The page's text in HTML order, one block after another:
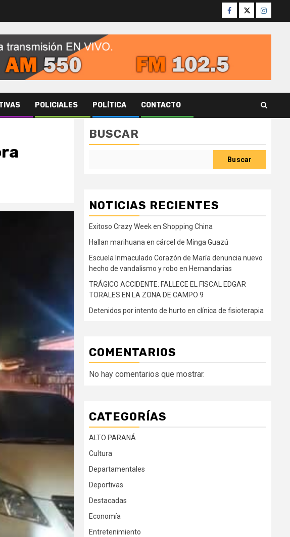
Facebook
Twitter
POLICIALES POLÍTICA CONTACTO
BUSCAR
Buscar
NOTICIAS RECIENTES
Exitoso Crazy Week en Shopping China
Hallan marihuana en cárcel de Minga Guazú
Escuela Inmaculado Corazón de María denuncia nuevo
hecho de vandalismo y robo en Hernandarias
TRÁGICO ACCIDENTE: FALLECE EL FISCAL EDGAR
TORALES EN LA ZONA DE CAMPO 9
Detenidos por intento de hurto en clínica de fisioterapia
COMENTARIOS
No hay comentarios que mostrar.
CATEGORÍAS
ALTO PARANÁ
Cultura
Departamentales
Deportivas
Destacadas
Economía
Entretenimiento